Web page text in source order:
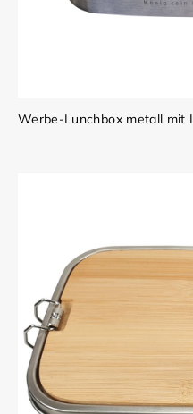
Werbe-Lunchbox metall mit